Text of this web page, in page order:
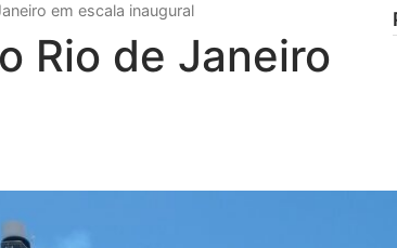
em escala inaugural
Rio de Janeiro